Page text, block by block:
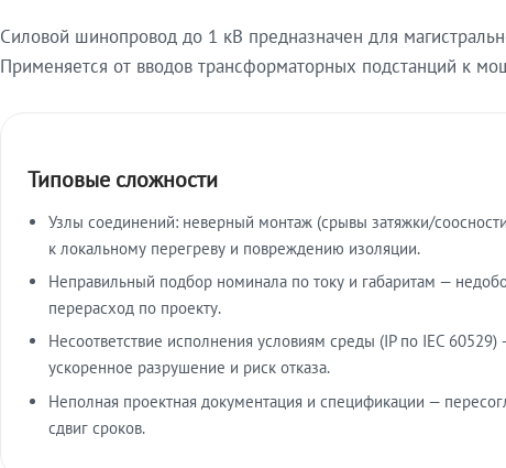
Силовой шинопровод до 1 кВ предназначен для
Применяется от вводов трансформаторных подстанций к
Типовые сложности
Узлы соединений: неверный монтаж (срывы затяжки/
к локальному перегреву и повреждению изоляции.
Неправильный подбор номинала по току и габаритам —
перерасход по проекту.
Несоответствие исполнения условиям среды (IP по IEC 60529)
ускоренное разрушение и риск отказа.
Неполная проектная документация и спецификации —
сдвиг сроков.